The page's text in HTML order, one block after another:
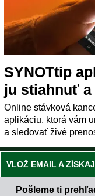
SYNOTtip
ju stiahnuť a
Online stávková
aplikáciu, ktorá vám
a sledovať živé
VLOŽ EMAIL A
Pošleme ti